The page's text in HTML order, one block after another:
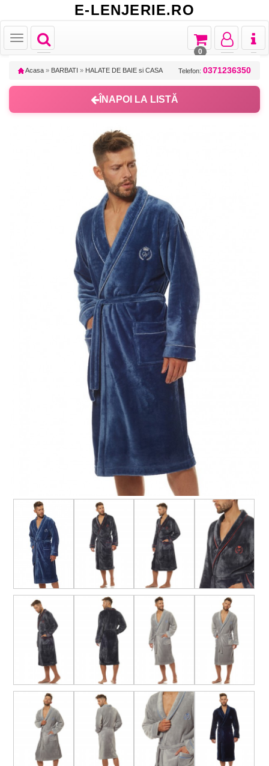
E-LENJERIE.RO
Toggle
navigation
Toggle
Toggle
navigation
Toggle
navigation
Toggle
navigation
0
Acasa » BARBATI » HALATE DE BAIE si CASA Telefon: 0371236350
ÎNAPOI LA LISTĂ